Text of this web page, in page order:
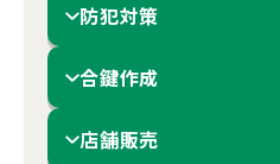
防犯対策
合鍵作成
店舗販売